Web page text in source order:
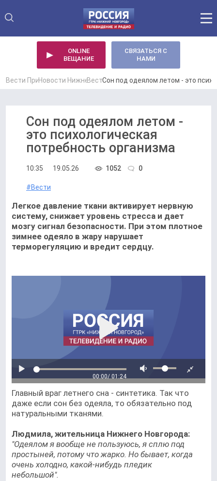
ONLINE
ВЕЩАНИЕ
СВЯЗАТЬСЯ С
НАМИ
Вести ПриволжьеНовости Нижнего Новгорода
ВестиСон под одеялом летом - это
Сон под одеялом летом -
это психологическая
потребность организма
10:35 19.05.26 0
1052
#Вести
Легкое давление ткани активирует нервную
систему, снижает уровень стресса и дает
мозгу сигнал безопасности. При этом плотное
зимнее одеяло в жару нарушает
терморегуляцию и вредит сердцу.
00:00/ 01:24
Главный враг летнего сна - синтетика. Так что
даже если сон без одеяла, то обязательно под
натуральными тканями.
Людмила, жительница Нижнего Новгорода:
"Одеялом я вообще не пользуюсь, я сплю под
простыней, потому что жарко. Но бывает, когда
очень холодно, какой-нибудь пледик
небольшой".
Политикой конфиденциальности сайта